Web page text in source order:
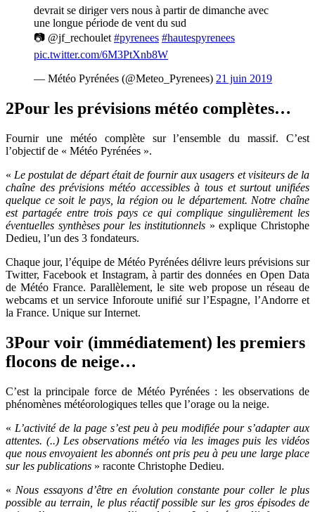
devrait se diriger vers nous à partir de dimanche avec
une longue période de vent du sud
📷 @jf_rechoulet #pyrenees #hautespyrenees
pic.twitter.com/6M3PtXnb8W
— Météo Pyrénées (@Meteo_Pyrenees) 21 juin 2019
2Pour les prévisions météo complètes…
Fournir une météo complète sur l’ensemble du massif. C’est
l’objectif de « Météo Pyrénées ».
« Le postulat de départ était de fournir aux usagers et visiteurs de la
chaîne des prévisions météo accessibles à tous et surtout unifiées
quelque ce soit le pays, la région ou le département. Notre chaîne
est partagée entre trois pays ce qui complique singulièrement les
éventuelles synthèses pour les institutionnels » explique Christophe
Dedieu, l’un des 3 fondateurs.
Chaque jour, l’équipe de Météo Pyrénées délivre leurs prévisions sur
Twitter, Facebook et Instagram, à partir des données en Open Data
de Météo France. Parallèlement, le site web propose un réseau de
webcams et un service Inforoute unifié sur l’Espagne, l’Andorre et
la France. Unique sur Internet.
3Pour voir (immédiatement) les premiers
flocons de neige…
C’est la principale force de Météo Pyrénées : les observations de
phénomènes météorologiques telles que l’orage ou la neige.
« L’activité de la page s’est peu à peu modifiée pour s’adapter aux
attentes. (..) Les observations météo via les images puis les vidéos
que nous envoyaient les abonnés ont pris peu à peu une large place
sur les publications » raconte Christophe Dedieu.
« Nous essayons d’être en évolution constante pour coller le plus
possible au terrain, le plus réactif possible sur les gros épisodes de